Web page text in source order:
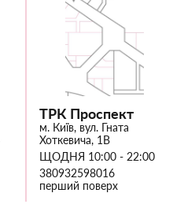
ТРК Проспект
м. Київ, вул. Гната
Хоткевича, 1В
ЩОДНЯ 10:00 - 22:00
380932598016
перший поверх